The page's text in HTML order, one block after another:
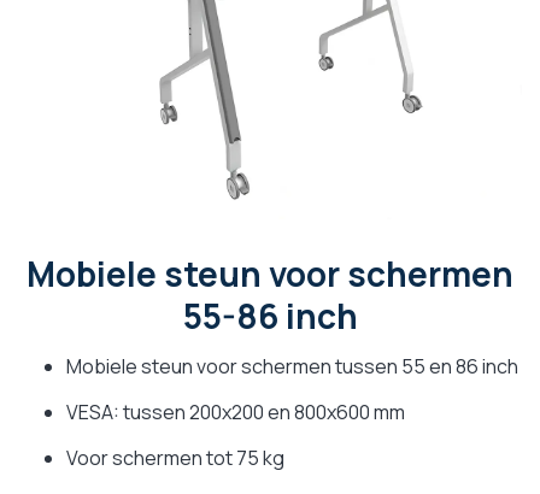
Mobiele steun voor schermen
55-86 inch
Mobiele steun voor schermen tussen 55 en 86 inch
VESA: tussen 200x200 en 800x600 mm
Voor schermen tot 75 kg